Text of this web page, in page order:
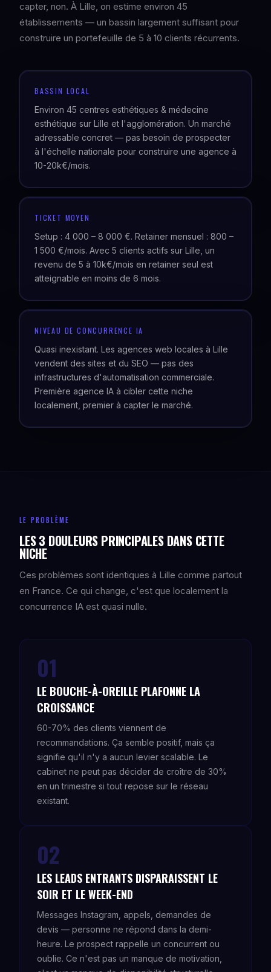
capter, non. À Lille, on estime environ 45
établissements — un bassin largement suffisant pour
construire un portefeuille de 5 à 10 clients récurrents.
BASSIN LOCAL
Environ 45 centres esthétiques & médecine
esthétique sur Lille et l'agglomération. Un marché
adressable concret — pas besoin de prospecter
à l'échelle nationale pour construire une agence à
10-20k€/mois.
TICKET MOYEN
Setup : 4 000 – 8 000 €. Retainer mensuel : 800 –
1 500 €/mois. Avec 5 clients actifs sur Lille, un
revenu de 5 à 10k€/mois en retainer seul est
atteignable en moins de 6 mois.
NIVEAU DE CONCURRENCE IA
Quasi inexistant. Les agences web locales à Lille
vendent des sites et du SEO — pas des
infrastructures d'automatisation commerciale.
Première agence IA à cibler cette niche
localement, premier à capter le marché.
LE PROBLÈME
LES 3 DOULEURS PRINCIPALES DANS CETTE
NICHE
Ces problèmes sont identiques à Lille comme partout
en France. Ce qui change, c'est que localement la
concurrence IA est quasi nulle.
01
LE BOUCHE-À-OREILLE PLAFONNE LA
CROISSANCE
60-70% des clients viennent de
recommandations. Ça semble positif, mais ça
signifie qu'il n'y a aucun levier scalable. Le
cabinet ne peut pas décider de croître de 30%
en un trimestre si tout repose sur le réseau
existant.
02
LES LEADS ENTRANTS DISPARAISSENT LE
SOIR ET LE WEEK-END
Messages Instagram, appels, demandes de
devis — personne ne répond dans la demi-
heure. Le prospect rappelle un concurrent ou
oublie. Ce n'est pas un manque de motivation,